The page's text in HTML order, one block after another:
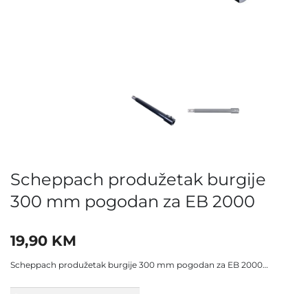
Scheppach produžetak burgije
300 mm pogodan za EB 2000
19,90 KM
Scheppach produžetak burgije 300 mm pogodan za EB 2000…